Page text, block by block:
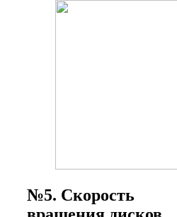
№5. Скорость